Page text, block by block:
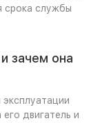
срока службы
зачем она
двигатель и